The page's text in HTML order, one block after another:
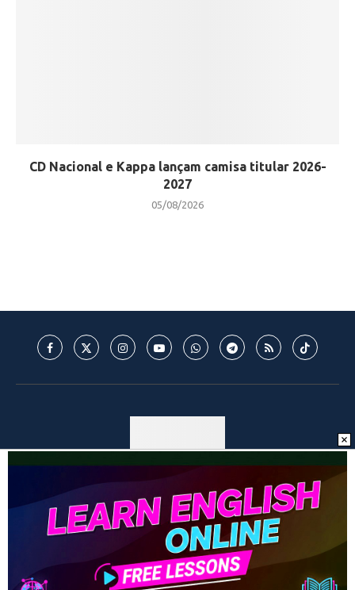
CD Nacional e Kappa lançam camisa titular 2026-
2027
05/08/2026
© 2025 - Mantos do Futebol - MDF - Todos os direitos reservados. -
Política de Privacidade